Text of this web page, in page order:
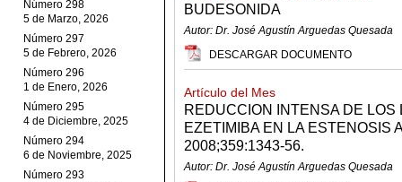
Número 298
5 de Marzo, 2026
Número 297
5 de Febrero, 2026
Número 296
1 de Enero, 2026
Número 295
4 de Diciembre, 2025
Número 294
6 de Noviembre, 2025
Número 293
BUDESONIDA
Autor: Dr. José Agustín Arguedas Quesada
DESCARGAR DOCUMENTO
Artículo del Mes
REDUCCION INTENSA DE LOS
EZETIMIBA EN LA ESTENOSIS
2008;359:1343-56.
Autor: Dr. José Agustín Arguedas Quesada